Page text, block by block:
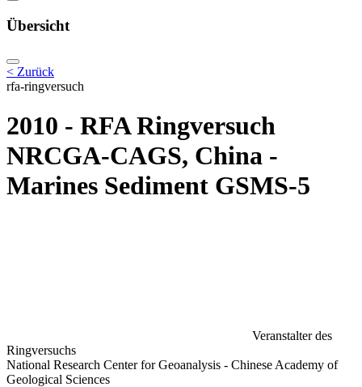
Übersicht
< Zurück
rfa-ringversuch
2010 - RFA Ringversuch
NRCGA-CAGS, China -
Marines Sediment GSMS-5
Veranstalter des
Ringversuchs
National Research Center for Geoanalysis - Chinese Academy of
Geological Sciences